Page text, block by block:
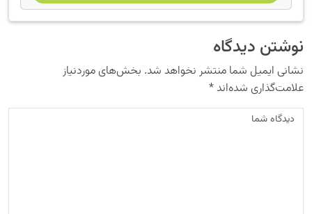
نوشتن دیدگاه
نشانی ایمیل شما منتشر نخواهد شد. بخش‌های موردنیاز
علامت‌گذاری شده‌اند*